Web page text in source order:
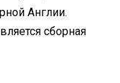
Англии.
сборная